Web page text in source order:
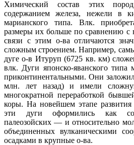
Химический состав этих
содержанием железа, нежели в
марианского типа. Влк.
размеры их больше по сравнению с
связи с этим о-ва отличаются
сложным строением. Например,
дуге о-в Итуруп (6725 кв. км)
влк. Дуги японско-яванского типа
приконтинентальными. Они
млн. лет назад) и имели
многократной переработкой
коры. На новейшем этапе
эти дуги оформились как
палеозойских — и относительно
объединенных вулканическими
осадками в крупные о-ва.